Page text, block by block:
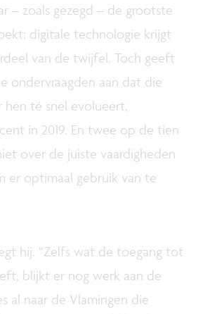
– zoals gezegd – de grootste
digitale technologie krijgt
van de twijfel. Toch geeft
ondervraagden aan dat die
té snel evolueert,
in 2019. En twee op de tien
over de juiste vaardigheden
er optimaal gebruik van te
hij. “Zelfs wat de toegang tot
blijkt er nog werk aan de
al naar de Vlamingen die